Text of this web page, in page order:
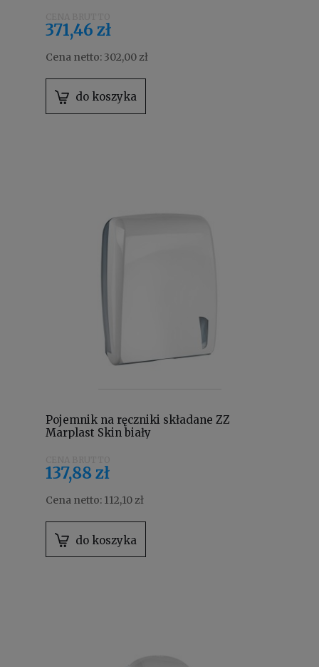
371,46 zł
Cena netto: 302,00 zł
do koszyka
Pojemnik na ręczniki składane ZZ
Marplast Skin biały
137,88 zł
Cena netto: 112,10 zł
do koszyka